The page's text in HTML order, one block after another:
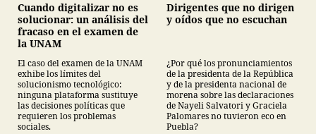
Cuando digitalizar no es
solucionar: un análisis del
fracaso en el examen de
la UNAM
El caso del examen de la UNAM
exhibe los límites del
solucionismo tecnológico:
ninguna plataforma sustituye
las decisiones políticas que
requieren los problemas
sociales.
Dirigentes que no dirigen
y oídos que no escuchan
¿Por qué los pronunciamientos
de la presidenta de la República
y de la presidenta nacional de
morena sobre las declaraciones
de Nayeli Salvatori y Graciela
Palomares no tuvieron eco en
Puebla?